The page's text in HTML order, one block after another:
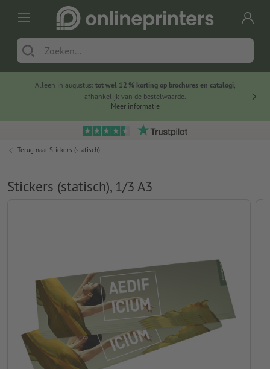
Alleen in augustus: tot wel 12 % korting op brochures en catalogi,
afhankelijk van de bestelwaarde.
Meer informatie
Terug naar Stickers (statisch)
Stickers (statisch), 1/3 A3